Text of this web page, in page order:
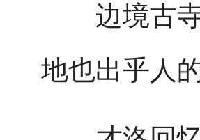
边境古寺
地也出乎人